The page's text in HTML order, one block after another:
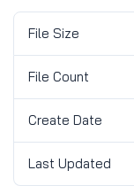
File Size
File Count
Create Date
Last Updated